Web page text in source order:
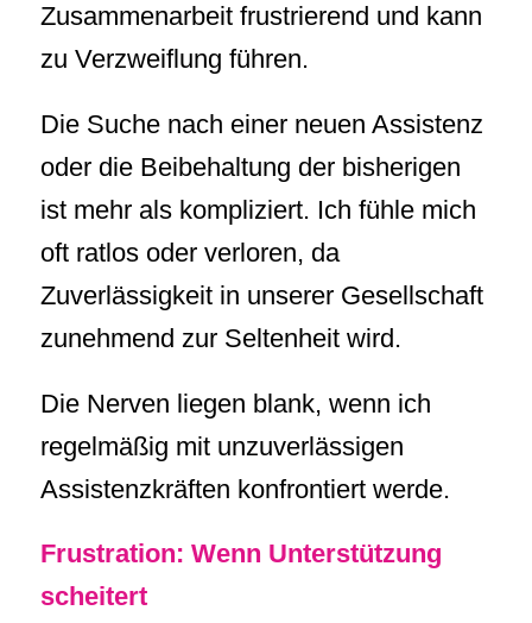
Zusammenarbeit frustrierend und kann
zu Verzweiflung führen.
Die Suche nach einer neuen Assistenz
oder die Beibehaltung der bisherigen
ist mehr als kompliziert. Ich fühle mich
oft ratlos oder verloren, da
Zuverlässigkeit in unserer Gesellschaft
zunehmend zur Seltenheit wird.
Die Nerven liegen blank, wenn ich
regelmäßig mit unzuverlässigen
Assistenzkräften konfrontiert werde.
Frustration: Wenn Unterstützung
scheitert